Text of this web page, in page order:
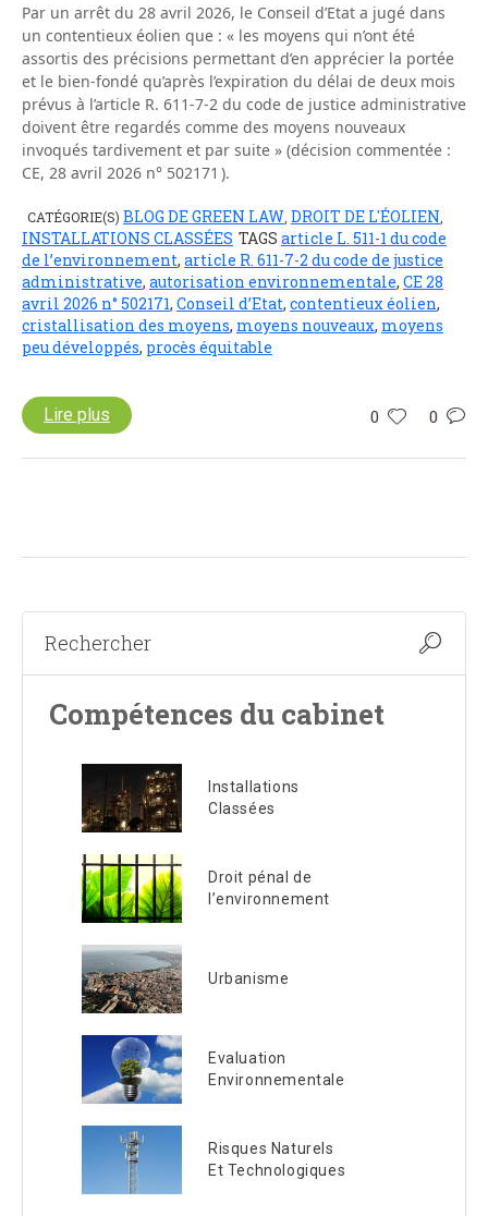
Par un arrêt du 28 avril 2026, le Conseil d’Etat a jugé dans
un contentieux éolien que : « les moyens qui n’ont été
assortis des précisions permettant d’en apprécier la portée
et le bien-fondé qu’après l’expiration du délai de deux mois
prévus à l’article R. 611-7-2 du code de justice administrative
doivent être regardés comme des moyens nouveaux
invoqués tardivement et par suite » (décision commentée :
CE, 28 avril 2026 n° 502171 ).
CATÉGORIE(S) BLOG DE GREEN LAW DROIT DE L'ÉOLIEN
INSTALLATIONS CLASSÉES TAGS article L. 511-1 du code
de l’environnement, article R. 611-7-2 du code de justice
administrative, autorisation environnementale, CE 28
avril 2026 n° 502171, Conseil d’Etat, contentieux éolien,
cristallisation des moyens, moyens nouveaux, moyens
peu développés, procès équitable
0 0
Lire plus
Compétences du cabinet
Installations
Classées
Droit pénal de
l’environnement
Urbanisme
Evaluation
Environnementale
Risques Naturels
Et Technologiques